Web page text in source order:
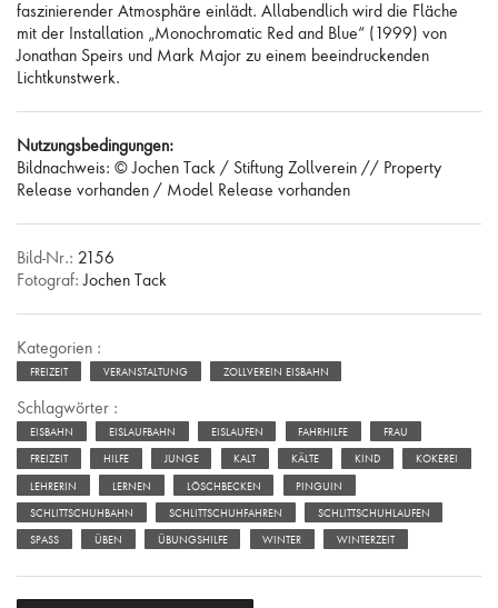
faszinierender Atmosphäre einlädt. Allabendlich wird die Fläche
mit der Installation „Monochromatic Red and Blue“ (1999) von
Jonathan Speirs und Mark Major zu einem beeindruckenden
Lichtkunstwerk.
Nutzungsbedingungen:
Bildnachweis: © Jochen Tack / Stiftung Zollverein // Property
Release vorhanden / Model Release vorhanden
Bild-Nr.: 2156
Fotograf: Jochen Tack
Kategorien :
FREIZEIT VERANSTALTUNG ZOLLVEREIN EISBAHN
Schlagwörter :
EISBAHN EISLAUFBAHN EISLAUFEN FAHRHILFE FRAU
FREIZEIT HILFE JUNGE KALT KÄLTE KIND KOKEREI
LEHRERIN LERNEN LÖSCHBECKEN PINGUIN
SCHLITTSCHUHBAHN SCHLITTSCHUHFAHREN SCHLITTSCHUHLAUFEN
SPASS ÜBEN ÜBUNGSHILFE WINTER WINTERZEIT